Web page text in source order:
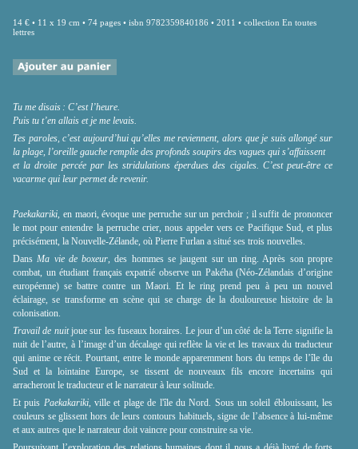
14 € • 11 x 19 cm • 74 pages • isbn 9782359840186 • 2011 • collection En toutes
lettres
Tu me disais : C’est l’heure.
Puis tu t’en allais et je me levais.
Tes paroles, c’est aujourd’hui qu’elles me reviennent, alors que je suis allongé sur
la plage, l’oreille gauche remplie des profonds soupirs des vagues qui s’affaissent
et la droite percée par les stridulations éperdues des cigales. C’est peut-être ce
vacarme qui leur permet de revenir.
Paekakariki , en maori, évoque une perruche sur un perchoir ; il suffit de prononcer
le mot pour entendre la perruche crier, nous appeler vers ce Pacifique Sud, et plus
précisément, la Nouvelle-Zélande, où Pierre Furlan a situé ses trois nouvelles.
Dans Ma vie de boxeur , des hommes se jaugent sur un ring. Après son propre
combat, un étudiant français expatrié observe un Pakéha (Néo-Zélandais d’origine
européenne) se battre contre un Maori. Et le ring prend peu à peu un nouvel
éclairage, se transforme en scène qui se charge de la douloureuse histoire de la
colonisation.
Travail de nuitjoue sur les fuseaux horaires. Le jour d’un côté de la Terre signifie la
nuit de l’autre, à l’image d’un décalage qui reflète la vie et les travaux du traducteur
qui anime ce récit. Pourtant, entre le monde apparemment hors du temps de l’île du
Sud et la lointaine Europe, se tissent de nouveaux fils encore incertains qui
arracheront le traducteur et le narrateur à leur solitude.
Et puis Paekakariki, ville et plage de l'île du Nord. Sous un soleil éblouissant, les
couleurs se glissent hors de leurs contours habituels, signe de l’absence à lui-même
et aux autres que le narrateur doit vaincre pour construire sa vie.